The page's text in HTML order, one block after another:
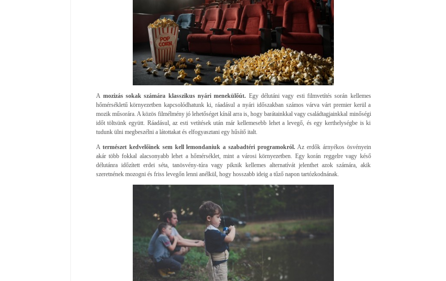
A mozizás sokak számára klasszikus nyári menekülőút. Egy délutáni vagy esti filmvetítés során kellemes
hőmérsékletű környezetben kapcsolódhatunk ki, ráadásul a nyári időszakban számos várva várt premier kerül a
mozik műsorára. A közös filmélmény jó lehetőséget kínál arra is, hogy barátainkkal vagy családtagjainkkal minőségi
időt töltsünk együtt. Ráadásul, az esti vetítések után már kellemesebb lehet a levegő, és egy kerthelységbe is ki
tudunk ülni megbeszélni a látottakat és elfogyasztani egy hűsítő italt.
A természet kedvelőinek sem kell lemondaniuk a szabadtéri programokról. Az erdők árnyékos ösvényein
akár több fokkal alacsonyabb lehet a hőmérséklet, mint a városi környezetben. Egy korán reggelre vagy késő
délutánra időzített erdei séta, tanösvény-túra vagy piknik kellemes alternatívát jelenthet azok számára, akik
szeretnének mozogni és friss levegőn lenni anélkül, hogy hosszabb ideig a tűző napon tartózkodnának.